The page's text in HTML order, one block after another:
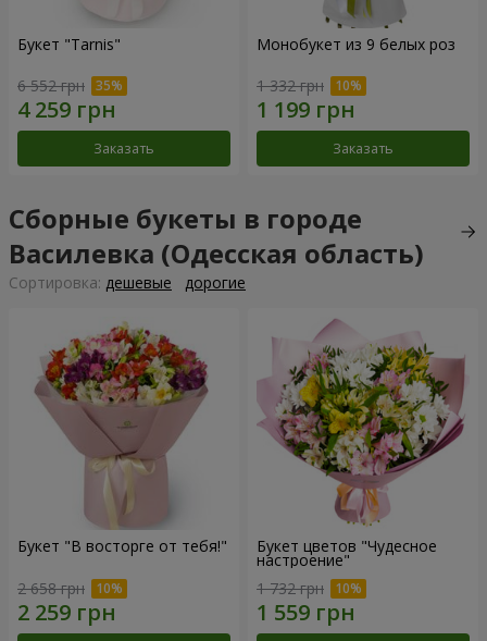
Букет "Tarnis"
6 552 грн
Заказать
Монобукет из 9 белых роз
1 332 грн
Заказать
Сборные букеты в городе
Василевка (Одесская область)
Cортировка: дешевые дорогие
Букет "В восторге от тебя!"
2 658 грн
Букет цветов "Чудесное
настроение"
1 732 грн